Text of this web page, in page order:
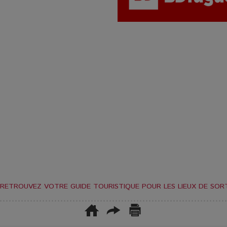
VOTRE GUIDE TOURISTIQUE POUR LES LIEUX DE